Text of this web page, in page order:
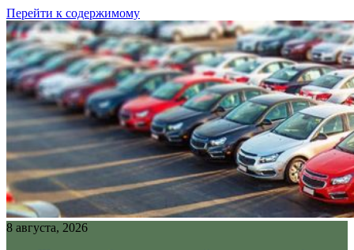
Перейти к содержимому
8 августа, 2026